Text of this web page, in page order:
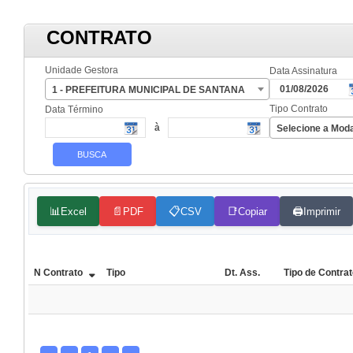
CONTRATO
Unidade Gestora
1 - PREFEITURA MUNICIPAL DE SANTANA
Data Assinatura
Data Término
à
Tipo Contrato
Selecione a
📊 Excel 📄 PDF 📋CSV 📑Copiar 🖨️Imprimir
N Contrato Tipo Dt. Ass. Tipo de